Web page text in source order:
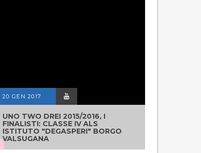
20 GEN 2017
UNO TWO DREI 2015/2016, I
FINALISTI: CLASSE IV ALS
ISTITUTO "DEGASPERI" BORGO
VALSUGANA